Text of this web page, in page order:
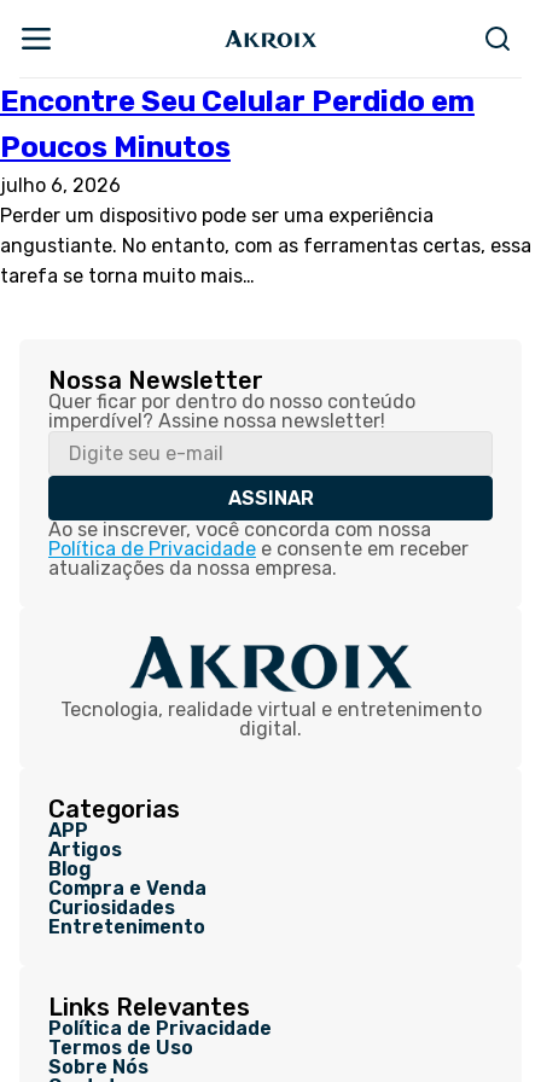
Encontre Seu Celular Perdido em
Poucos Minutos
julho 6, 2026
Perder um dispositivo pode ser uma experiência
angustiante. No entanto, com as ferramentas certas, essa
tarefa se torna muito mais…
Nossa Newsletter
Quer ficar por dentro do nosso conteúdo
imperdível? Assine nossa newsletter!
ASSINAR
Ao se inscrever, você concorda com nossa
Política de Privacidade e consente em receber
atualizações da nossa empresa.
Tecnologia, realidade virtual e entretenimento
digital.
Categorias
APP
Artigos
Blog
Compra e Venda
Curiosidades
Entretenimento
Links Relevantes
Política de Privacidade
Termos de Uso
Sobre Nós